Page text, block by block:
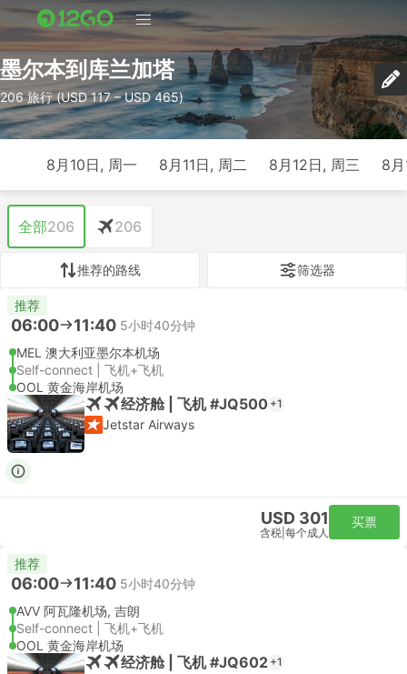
墨尔本到库兰加塔
206 旅行 (USD 117 – USD 465)
8月10日, 周一 8月11日, 周二 8月12日, 周三 8
全部206 206
推荐的路线 筛选器
推荐
06:00 11:40 5小时40分钟
MEL 澳大利亚墨尔本机场
Self-connect | 飞机+飞机
OOL 黄金海岸机场
经济舱 | 飞机 #JQ500 +1
Jetstar Airways
USD 301
含税 每个成人
买票
推荐
06:00 11:40 5小时40分钟
AVV 阿瓦隆机场, 吉朗
Self-connect | 飞机+飞机
OOL 黄金海岸机场
经济舱 | 飞机 #JQ602 +1